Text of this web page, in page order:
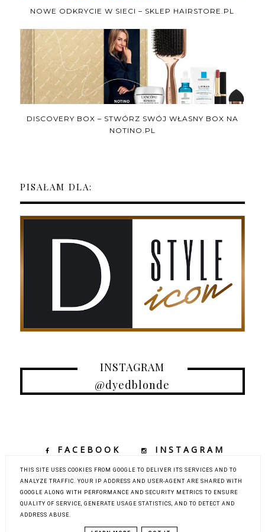
NOWE ODKRYCIE W SIECI – SKLEP HAIRSTORE.PL
DISCOVERY BOX – STWÓRZ SWÓJ WŁASNY BOX NA
NOTINO.PL
PISAŁAM DLA:
INSTAGRAM
@dyedblonde
FACEBOOK
INSTAGRAM
TIKTOK
YOUTUBE
COPYRIGHT ©
ELEMENTAMI MODY, URODY I PODRÓŻY
THIS SITE USES COOKIES FROM GOOGLE TO DELIVER ITS SERVICES AND TO
ANALYZE TRAFFIC. YOUR IP ADDRESS AND USER-AGENT ARE SHARED WITH
GOOGLE ALONG WITH PERFORMANCE AND SECURITY METRICS TO ENSURE
QUALITY OF SERVICE, GENERATE USAGE STATISTICS, AND TO DETECT AND
ADDRESS ABUSE.